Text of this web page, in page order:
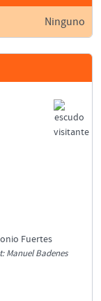
Ninguno
Fuertes
Manuel Badenes